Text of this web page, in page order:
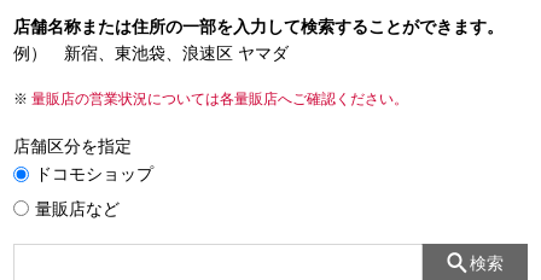
店舗名称または住所の一部を入力して検索することができます。
例） 新宿、東池袋、浪速区 ヤマダ
量販店の営業状況については各量販店へご確認ください。
店舗区分を指定
ドコモショップ
量販店など
検索